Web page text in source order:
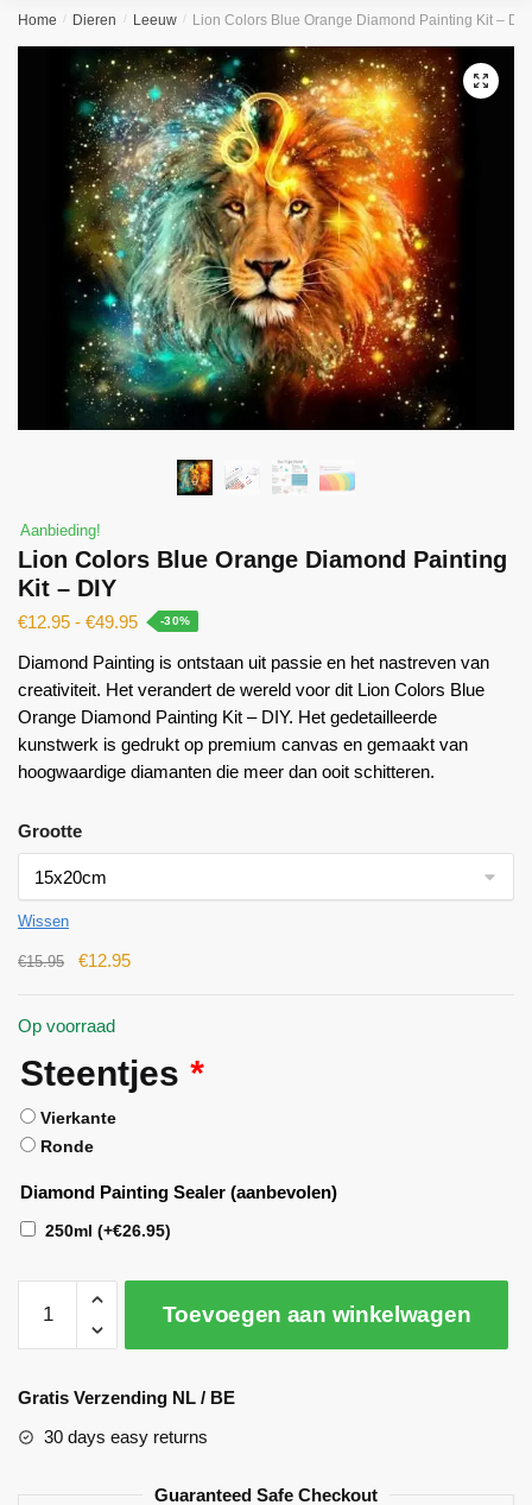
Home / Dieren / Leeuw / Lion Colors Blue Orange Diamond Painting Kit – DIY
🔍
Aanbieding!
Lion Colors Blue Orange Diamond Painting
Kit – DIY
€12.95 - €49.95 -30%
Diamond Painting is ontstaan ​​uit passie en het nastreven van
creativiteit. Het verandert de wereld voor dit Lion Colors Blue
Orange Diamond Painting Kit – DIY. Het gedetailleerde
kunstwerk is gedrukt op premium canvas en gemaakt van
hoogwaardige diamanten die meer dan ooit schitteren.
Grootte
Wissen
€15.95 €12.95
Op voorraad
Steentjes *
Vierkante
Ronde
Diamond Painting Sealer (aanbevolen)
250ml (+€26.95)
Toevoegen aan winkelwagen
l
e
Gratis Verzending NL / BE
30 days easy returns
Guaranteed Safe Checkout